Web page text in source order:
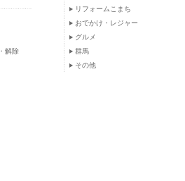
解除
リフォームこまち
おでかけ・レジャー
グルメ
群馬
その他